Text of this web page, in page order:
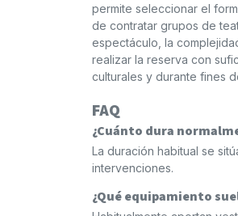
permite seleccionar el
de contratar grupos de
espectáculo, la
realizar la reserva con
culturales y durante fines
FAQ
¿Cuánto dura
La duración habitual se
intervenciones.
¿Qué equipamiento